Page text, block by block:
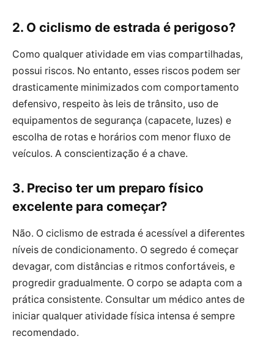
2. O ciclismo de estrada é perigoso?
Como qualquer atividade em vias compartilhadas,
possui riscos. No entanto, esses riscos podem ser
drasticamente minimizados com comportamento
defensivo, respeito às leis de trânsito, uso de
equipamentos de segurança (capacete, luzes) e
escolha de rotas e horários com menor fluxo de
veículos. A conscientização é a chave.
3. Preciso ter um preparo físico
excelente para começar?
Não. O ciclismo de estrada é acessível a diferentes
níveis de condicionamento. O segredo é começar
devagar, com distâncias e ritmos confortáveis, e
progredir gradualmente. O corpo se adapta com a
prática consistente. Consultar um médico antes de
iniciar qualquer atividade física intensa é sempre
recomendado.